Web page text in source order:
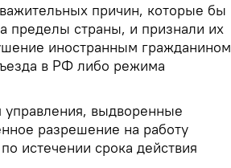
причин, которые бы
пределы страны, и признали их
иностранным гражданином
в РФ либо режима
выдворенные
разрешение на работу
истечении срока действия